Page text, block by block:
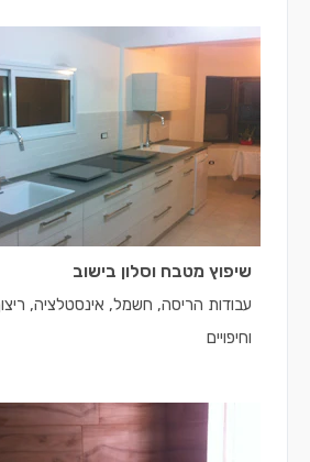
שיפוץ מטבח וסלון בישוב
עבודות הריסה, חשמל, אינסטלציה,
וחיפויים